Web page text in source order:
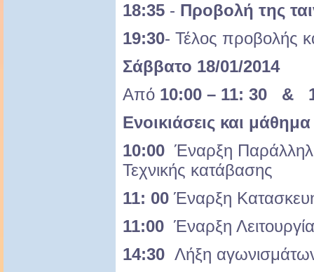
18:35 - Προβολή της
19:30- Τέλος προβολής
Σάββατο 18/01/2014
Από 10:00 – 11: 30 &
Ενοικιάσεις και
10:00 Έναρξη
Τεχνικής κατάβασης
11: 00 Έναρξη
11:00 Έναρξη
14:30 Λήξη